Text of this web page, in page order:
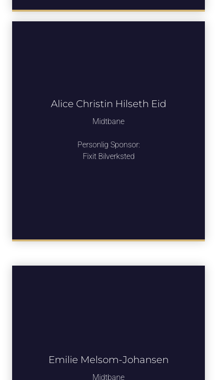
Alice Christin Hilseth Eid
Midtbane
Personlig Sponsor:
Fixit Bilverksted
Emilie Melsom-Johansen
Midtbane